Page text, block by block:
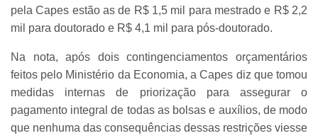
pela Capes estão as de R$ 1,5 mil para mestrado e R$ 2,2
mil para doutorado e R$ 4,1 mil para pós-doutorado.
Na nota, após dois contingenciamentos orçamentários
feitos pelo Ministério da Economia, a Capes diz que tomou
medidas internas de priorização para assegurar o
pagamento integral de todas as bolsas e auxílios, de modo
que nenhuma das consequências dessas restrições viesse